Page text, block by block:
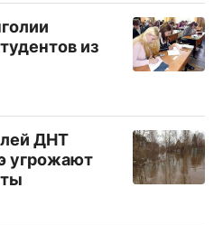
из
ДНТ
угрожают